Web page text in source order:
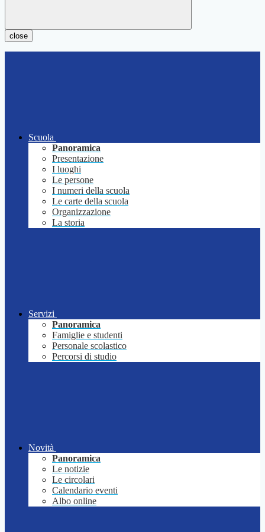
close
Scuola
Panoramica
Presentazione
I luoghi
Le persone
I numeri della scuola
Le carte della scuola
Organizzazione
La storia
Servizi
Panoramica
Famiglie e studenti
Personale scolastico
Percorsi di studio
Novità
Panoramica
Le notizie
Le circolari
Calendario eventi
Albo online